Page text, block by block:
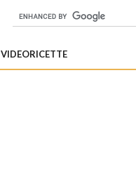
VIDEORICETTE